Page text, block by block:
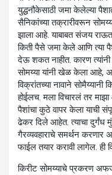
युद्धनौकेसाठी जमा केलेल्या
सैनिकांच्या तक्रारीवरून
झाला आहे. याबाबत संजय
किती पैसे जमा केले आणि त्या
देऊ शकत नाहीत. कारण त्यांनी
सोमय्या यांनी खेळ केला आहे,
विक्रांतच्या नावाने
होईलच. मला विचारलं तर
पैशांचा कुठे वापर केला याची
ढेकर दिले आहेत. त्याचा
गैरव्यवहाराचे समर्थन करणार
फाईल तयार करावी लागेल. ही
किरीट सोमय्याचे प्रकरण